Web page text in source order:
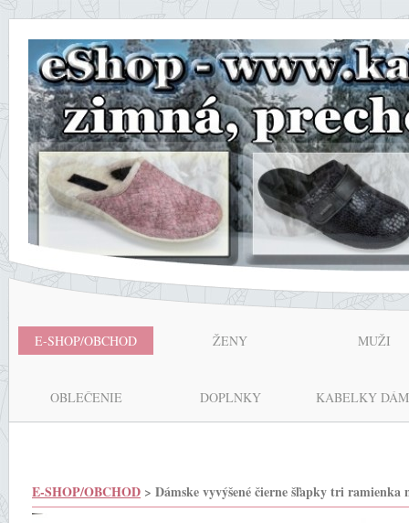
E-SHOP/OBCHOD ŽENY MUŽI
OBLEČENIE DOPLNKY KABELKY
E-SHOP/OBCHOD > Dámske vyvýšené čierne šľapky tri ramienka